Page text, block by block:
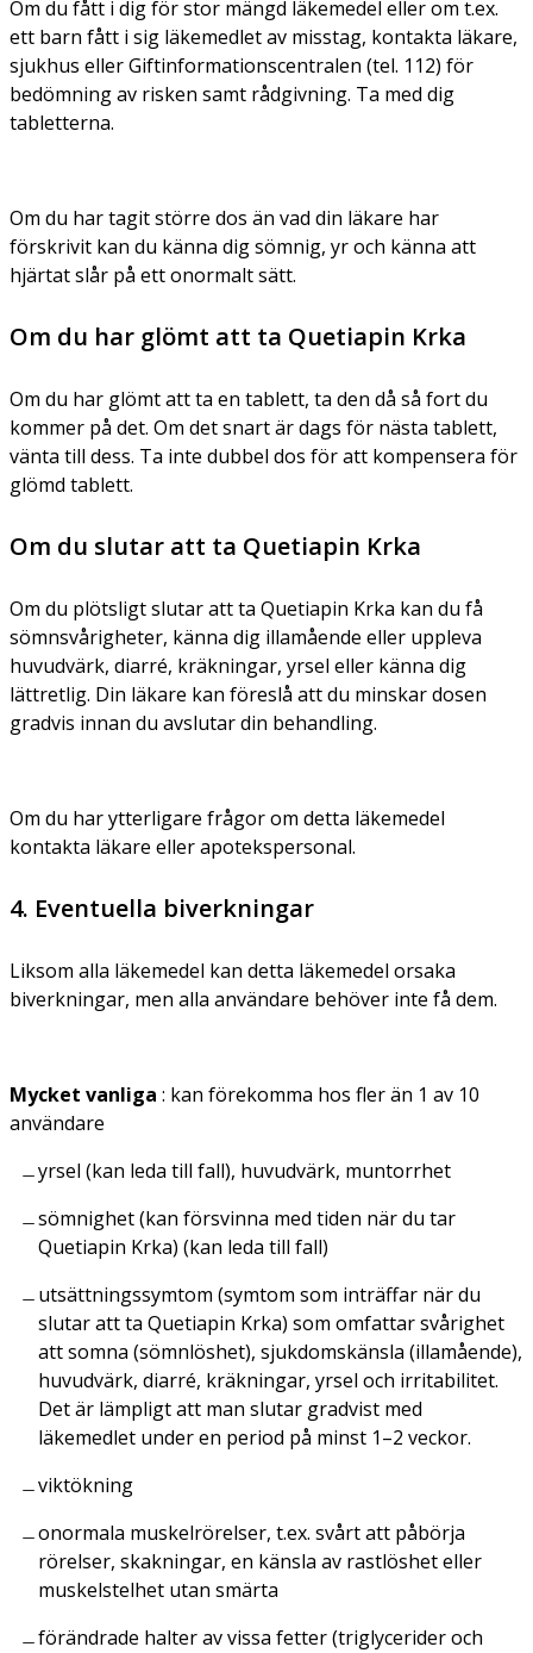
Om du fått i dig för stor mängd läkemedel eller om t.ex.
ett barn fått i sig läkemedlet av misstag, kontakta läkare,
sjukhus eller Giftinformationscentralen (tel. 112) för
bedömning av risken samt rådgivning. Ta med dig
tabletterna.
Om du har tagit större dos än vad din läkare har
förskrivit kan du känna dig sömnig, yr och känna att
hjärtat slår på ett onormalt sätt.
Om du har glömt att ta Quetiapin Krka
Om du har glömt att ta en tablett, ta den då så fort du
kommer på det. Om det snart är dags för nästa tablett,
vänta till dess. Ta inte dubbel dos för att kompensera för
glömd tablett.
Om du slutar att ta Quetiapin Krka
Om du plötsligt slutar att ta Quetiapin Krka kan du få
sömnsvårigheter, känna dig illamående eller uppleva
huvudvärk, diarré, kräkningar, yrsel eller känna dig
lättretlig. Din läkare kan föreslå att du minskar dosen
gradvis innan du avslutar din behandling.
Om du har ytterligare frågor om detta läkemedel
kontakta läkare eller apotekspersonal.
4. Eventuella biverkningar
Liksom alla läkemedel kan detta läkemedel orsaka
biverkningar, men alla användare behöver inte få dem.
Mycket vanliga : kan förekomma hos fler än 1 av 10
användare
yrsel (kan leda till fall), huvudvärk, muntorrhet
sömnighet (kan försvinna med tiden när du tar
Quetiapin Krka) (kan leda till fall)
utsättningssymtom (symtom som inträffar när du
slutar att ta Quetiapin Krka) som omfattar svårighet
att somna (sömnlöshet), sjukdomskänsla (illamående),
huvudvärk, diarré, kräkningar, yrsel och irritabilitet.
Det är lämpligt att man slutar gradvist med
läkemedlet under en period på minst 1–2 veckor.
viktökning
onormala muskelrörelser, t.ex. svårt att påbörja
rörelser, skakningar, en känsla av rastlöshet eller
muskelstelhet utan smärta
förändrade halter av vissa fetter (triglycerider och